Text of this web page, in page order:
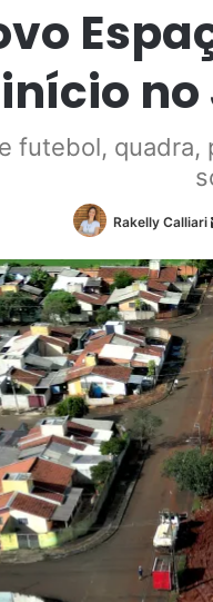
início no
futebol,
Rakelly Calliari